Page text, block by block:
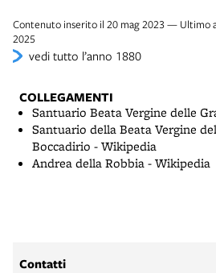
Contenuto inserito il 20 mag 2023 — Ultimo
2025
vedi tutto l’anno 1880
COLLEGAMENTI
Santuario Beata Vergine delle
Santuario della Beata Vergine
Boccadirio - Wikipedia
Andrea della Robbia - Wikipedia
Contatti